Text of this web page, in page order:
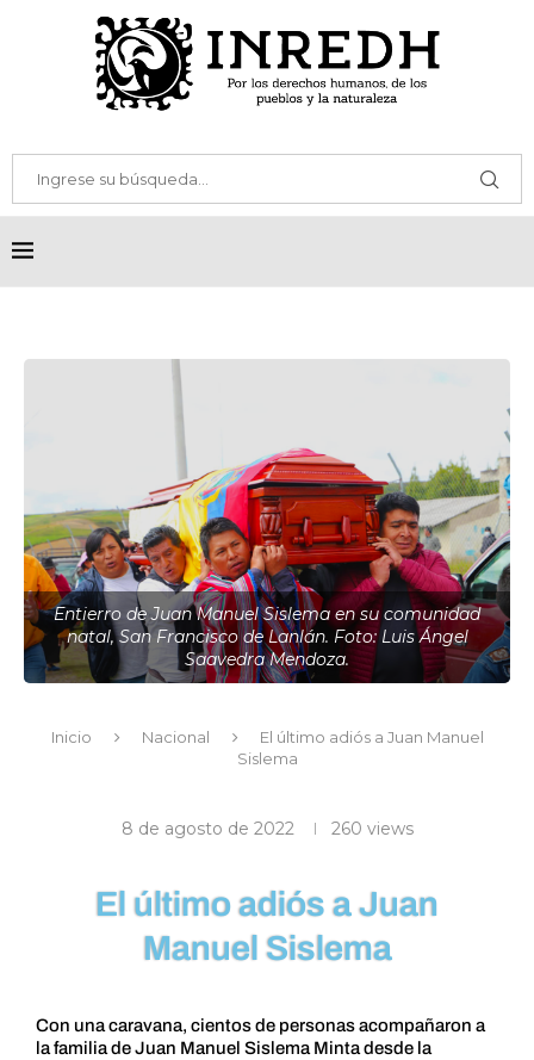
Entierro de Juan Manuel Sislema en su comunidad
natal, San Francisco de Lanlán. Foto: Luis Ángel
Saavedra Mendoza.
Inicio Nacional
El último adiós a Juan Manuel
Sislema
8 de agosto de 2022 260 views
El último adiós a Juan
Manuel Sislema
Con una caravana, cientos de personas acompañaron a
la familia de Juan Manuel Sislema Minta desde la